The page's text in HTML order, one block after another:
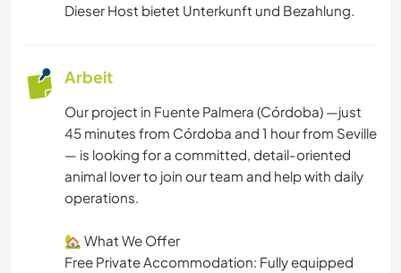
OUTDOOR-AKTIVITÄTEN
CAMPING
Dieser Host bietet Unterkunft und Bezahlung.
Arbeit
Our project in Fuente Palmera (Córdoba) —just
45 minutes from Córdoba and 1 hour from Seville
— is looking for a committed, detail-oriented
animal lover to join our team and help with daily
operations.
​🏡 What We Offer
​Free Private Accommodation: Fully equipped